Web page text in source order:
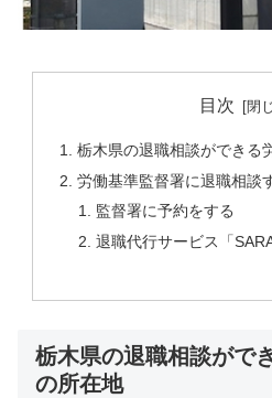
目次
栃木県の退職相談ができる
労働基準監督署に退職相談
監督署に予約をする
退職代行サービス「
栃木県の退職相談がで
の所在地